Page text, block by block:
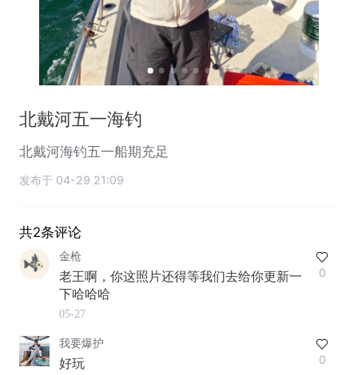
北戴河五一海钓
北戴河海钓五一船期充足
发布于 04-29 21:09
共2条评论
金枪
老王啊，你这照片还得等我们去给你更新一
下哈哈哈
05-27
0
我要爆护
好玩 0